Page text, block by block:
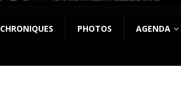
CHRONIQUES PHOTOS AGENDA